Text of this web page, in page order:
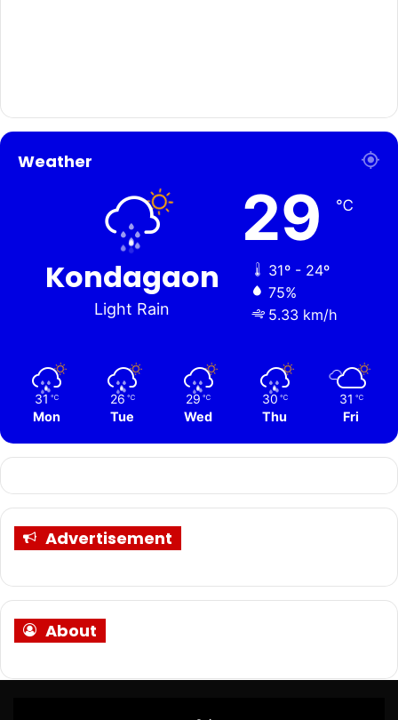
Weather
Kondagaon
Light Rain
29 ℃
31º - 24º
75%
5.33 km/h
31 ℃
Mon
26 ℃
Tue
29 ℃
Wed
30 ℃
Thu
31 ℃
Fri
Advertisement
About